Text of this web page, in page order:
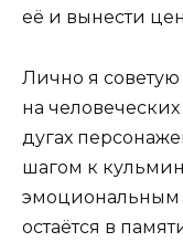
её и вынести
Лично я советую
на
дугах
шагом к
эмоциональным
остаётся в